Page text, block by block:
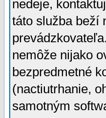
nedeje,
táto služba beží
nemôže nijako
bezpredmetné
(nactiutrhanie,
samotným